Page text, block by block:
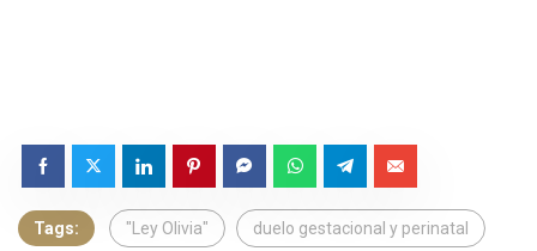
Tags: "Ley Olivia" duelo gestacional y perinatal